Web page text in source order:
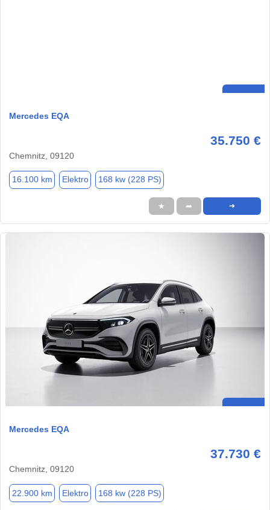
Mercedes EQA
35.750 €
Chemnitz, 09120
16.100 km Elektro 168 kw (228 PS)
★ ➦ ➜
Mercedes EQA
37.730 €
Chemnitz, 09120
22.900 km Elektro 168 kw (228 PS)